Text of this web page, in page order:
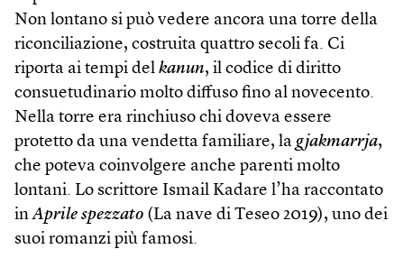
Non lontano si può vedere ancora una torre della
riconciliazione, costruita quattro secoli fa. Ci
riporta ai tempi del kanun, il codice di diritto
consuetudinario molto diffuso fino al novecento.
Nella torre era rinchiuso chi doveva essere
protetto da una vendetta familiare, la gjakmarrja,
che poteva coinvolgere anche parenti molto
lontani. Lo scrittore Ismail Kadare l’ha raccontato
inAprile spezzato (La nave di Teseo 2019), uno dei
suoi romanzi più famosi.